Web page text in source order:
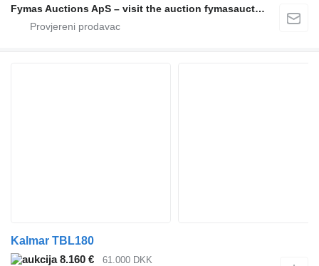
Fymas Auctions ApS – visit the auction fymasauctions.dk
Kalmar TBL180
8.160 €
61.000 DKK